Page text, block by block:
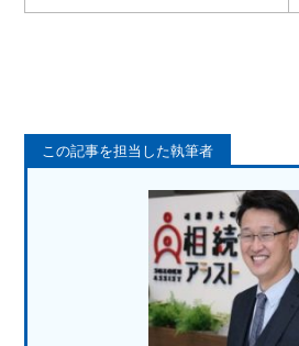
この記事を担当した執筆者